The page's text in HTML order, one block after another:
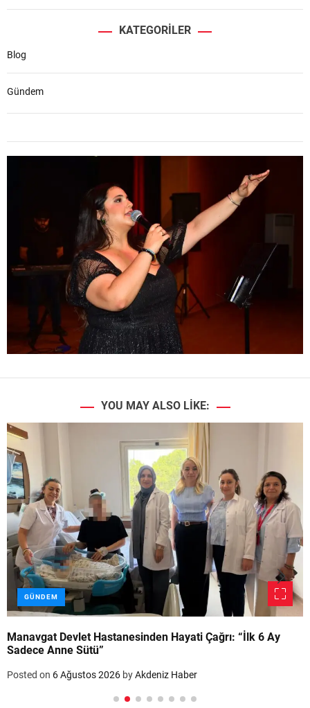
KATEGORILER
Blog
Gündem
YOU MAY ALSO LIKE:
GÜNDEM
Manavgat Devlet Hastanesinden Hayati Çağrı: “İlk 6 Ay
Sadece Anne Sütü”
Posted on 6 Ağustos 2026 byAkdeniz Haber